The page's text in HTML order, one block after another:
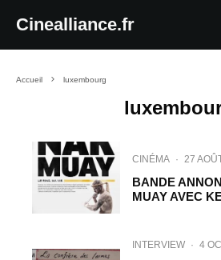
Cinealliance.fr
Accueil luxembourg
CINÉMA · 27
BANDE
MUAY AVEC
INTERVIEW · 4